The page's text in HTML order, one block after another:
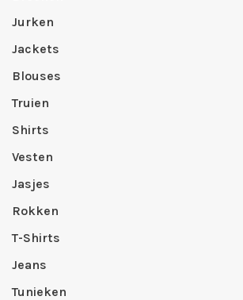
Jurken
Jackets
Blouses
Truien
Shirts
Vesten
Jasjes
Rokken
T-Shirts
Jeans
Tunieken